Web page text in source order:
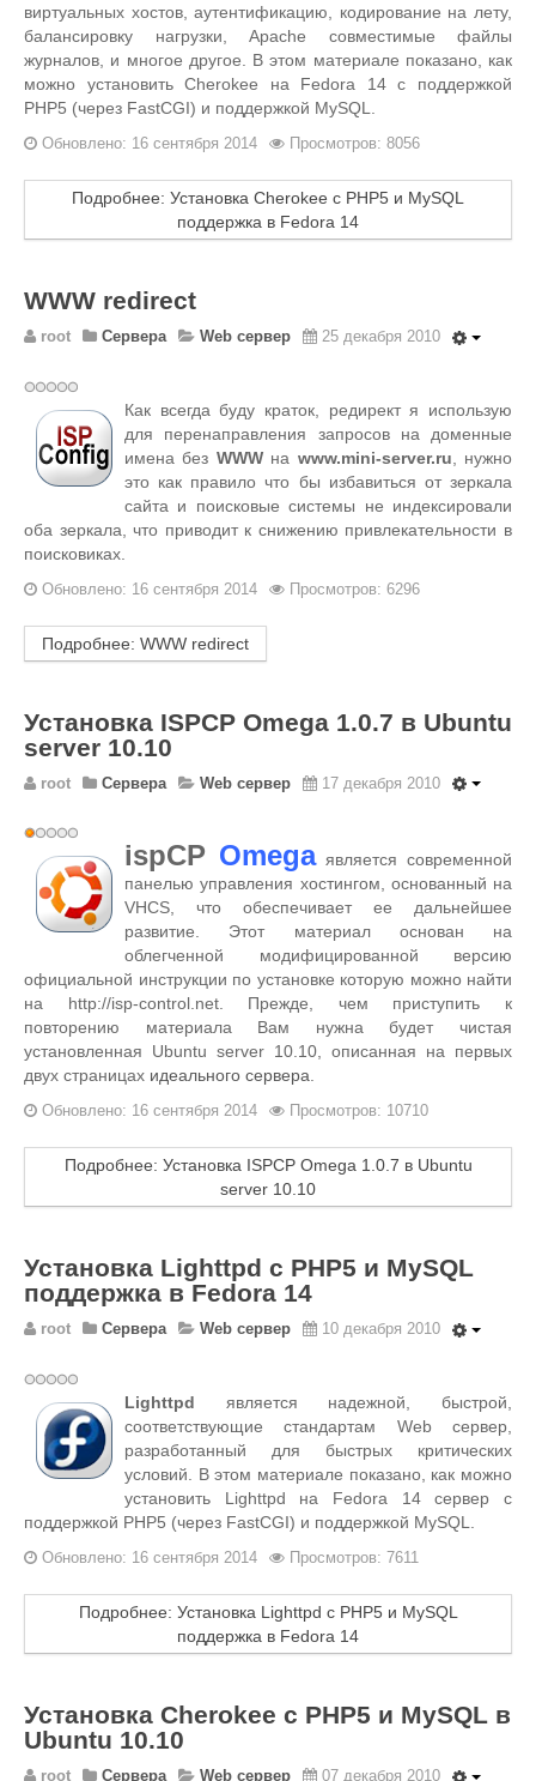
виртуальных хостов, аутентификацию, кодирование на лету,
балансировку нагрузки, Apache совместимые файлы
журналов, и многое другое. В этом материале показано, как
можно установить Cherokee на Fedora 14 с поддержкой
PHP5 (через FastCGI) и поддержкой MySQL.
Обновлено: 16 сентября 2014 Просмотров: 8056
Подробнее: Установка Cherokee с PHP5 и MySQL
поддержка в Fedora 14
WWW redirect
root Сервера Web сервер 25 декабря 2010
Как всегда буду краток, редирект я использую
для перенаправления запросов на доменные
имена без WWWна www.mini-server.ru , нужно
это как правило что бы избавиться от зеркала
сайта и поисковые системы не индексировали
оба зеркала, что приводит к снижению привлекательности в
поисковиках.
Обновлено: 16 сентября 2014 Просмотров: 6296
Подробнее: WWW redirect
Установка ISPCP Omega 1.0.7 в Ubuntu
server 10.10
root Сервера Web сервер 17 декабря 2010
Рейтинг:
/5 ispCP Omegaявляется современной
панелью управления хостингом, основанный на
VHCS, что обеспечивает ее дальнейшее
развитие. Этот материал основан на
облегченной модифицированной версию
официальной инструкции по установке которую можно найти
на http://isp-control.net. Прежде, чем приступить к
повторению материала Вам нужна будет чистая
установленная Ubuntu server 10.10, описанная на первых
двух страницах идеального сервера.
Обновлено: 16 сентября 2014 Просмотров: 10710
Подробнее: Установка ISPCP Omega 1.0.7 в Ubuntu
server 10.10
Установка Lighttpd с PHP5 и MySQL
поддержка в Fedora 14
root Сервера Web сервер 10 декабря 2010
Lighttpd является надежной, быстрой,
соответствующие стандартам Web сервер,
разработанный для быстрых критических
условий. В этом материале показано, как можно
установить Lighttpd на Fedora 14 сервер с
поддержкой PHP5 (через FastCGI) и поддержкой MySQL.
Обновлено: 16 сентября 2014 Просмотров: 7611
Подробнее: Установка Lighttpd с PHP5 и MySQL
поддержка в Fedora 14
Установка Cherokee с PHP5 и MySQL в
Ubuntu 10.10
root Сервера Web сервер 07 декабря 2010